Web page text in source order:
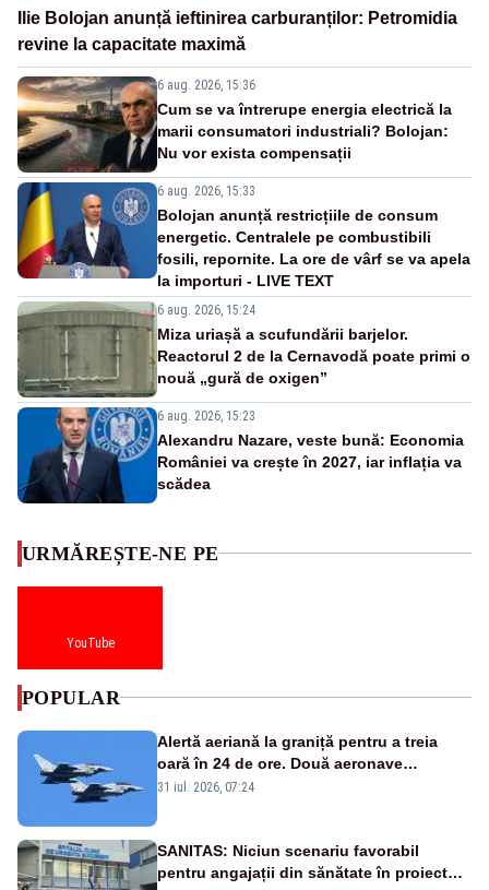
Ilie Bolojan anunță ieftinirea carburanților: Petromidia
revine la capacitate maximă
6 aug. 2026, 15:36
Cum se va întrerupe energia electrică la
marii consumatori industriali? Bolojan:
Nu vor exista compensații
6 aug. 2026, 15:33
Bolojan anunță restricțiile de consum
energetic. Centralele pe combustibili
fosili, repornite. La ore de vârf se va apela
la importuri - LIVE TEXT
6 aug. 2026, 15:24
Miza uriașă a scufundării barjelor.
Reactorul 2 de la Cernavodă poate primi o
nouă „gură de oxigen”
6 aug. 2026, 15:23
Alexandru Nazare, veste bună: Economia
României va crește în 2027, iar inflația va
scădea
URMĂREȘTE-NE PE
YouTube
POPULAR
Alertă aeriană la graniță pentru a treia
oară în 24 de ore. Două aeronave
Eurofighter britanice au fost ridicate de la
31 iul. 2026, 07:24
SANITAS: Niciun scenariu favorabil
pentru angajații din sănătate în proiectul